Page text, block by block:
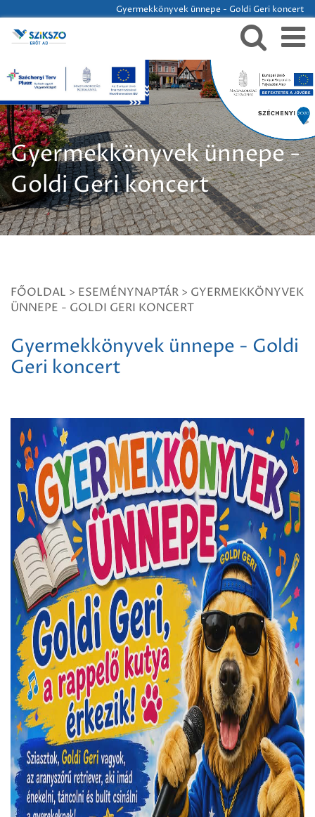
Gyermekkönyvek ünnepe - Goldi Geri koncert
Gyermekkönyvek ünnepe -
Goldi Geri koncert
FŐOLDAL > ESEMÉNYNAPTÁR > GYERMEKKÖNYVEK
ÜNNEPE - GOLDI GERI KONCERT
Gyermekkönyvek ünnepe - Goldi
Geri koncert